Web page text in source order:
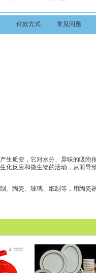
付款方式 常见问题
生质变，它对水分、异味的吸
化反应和微生物的活动，从而
陶瓷、玻璃、纸制等，用陶瓷